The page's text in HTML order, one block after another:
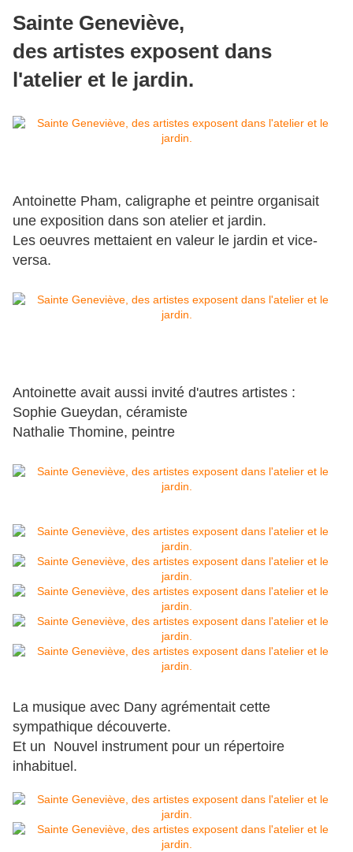
Sainte Geneviève,
des artistes exposent dans
l'atelier et le jardin.
Antoinette Pham, caligraphe et peintre organisait
une exposition dans son atelier et jardin.
Les oeuvres mettaient en valeur le jardin et vice-
versa.
Antoinette avait aussi invité d'autres artistes :
Sophie Gueydan, céramiste
Nathalie Thomine, peintre
La musique avec Dany agrémentait cette
sympathique découverte.
Et un Nouvel instrument pour un répertoire
inhabituel.